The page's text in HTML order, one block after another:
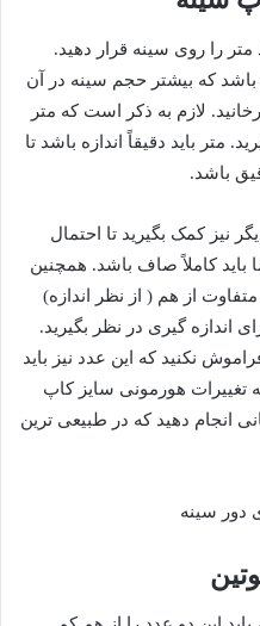
متر را روی سینه قرار دهید.
باشد که بیشتر حجم سینه در آن
لازم به ذکر است که متر
متر باید دقیقاً اندازه باشد تا
باشد.
نیز کمک بگیرید تا احتمال
کاملاً صاف باشد. همچنین
متفاوت از هم ( از نظر اندازه)
اندازه گیری در نظر بگیرید.
نکنید که این عدد نیز باید
به تغییرات هورمونی سایز کاپ
انجام دهید که در طبیعی ترین